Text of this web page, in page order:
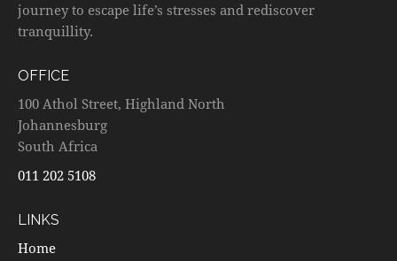
journey to escape life’s stresses and rediscover
tranquillity.
OFFICE
100 Athol Street, Highland North
Johannesburg
South Africa
011 202 5108
LINKS
Home